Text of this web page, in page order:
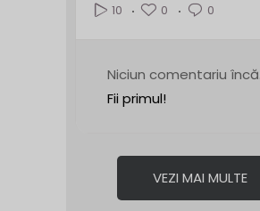
10
0 0
Niciun comentariu încă.
Fii primul!
VEZI MAI MULTE